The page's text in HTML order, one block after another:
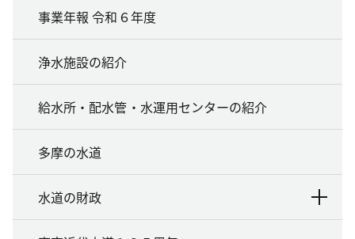
事業年報 令和６年度
浄水施設の紹介
給水所・配水管・水運用センターの紹介
多摩の水道
水道の財政